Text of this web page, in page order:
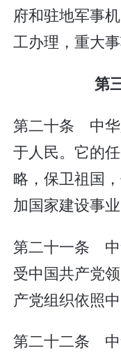
府和驻地军事
工办理，重大
第
第二十条 中华
于人民。它的
略，保卫祖国
加国家建设事
第二十一条 中
受中国共产党
产党组织依照
第二十二条 中